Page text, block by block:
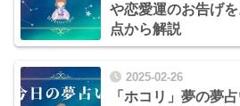
や恋愛運のお告げ
点から解説
2025-02-26
「ホコリ」夢の夢